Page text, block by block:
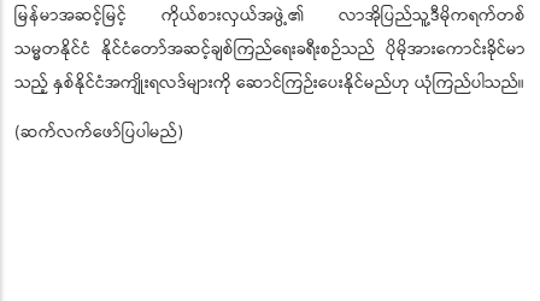
မြန်မာအဆင့်မြင့် ကိုယ်စားလှယ်အဖွဲ့၏ လာအိုပြည်သူ့ဒီမိုကရက်တစ်
သမ္မတနိုင်ငံ နိုင်ငံတော်အဆင့်ချစ်ကြည်ရေးခရီးစဉ်သည် ပိုမိုအားကောင်းခိုင်မာ
သည့် နှစ်နိုင်ငံအကျိုးရလဒ်များကို ဆောင်ကြဉ်းပေးနိုင်မည်ဟု ယုံကြည်ပါသည်။
(ဆက်လက်ဖော်ပြပါမည်)